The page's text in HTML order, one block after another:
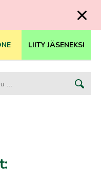
LIITY JÄSENEKSI